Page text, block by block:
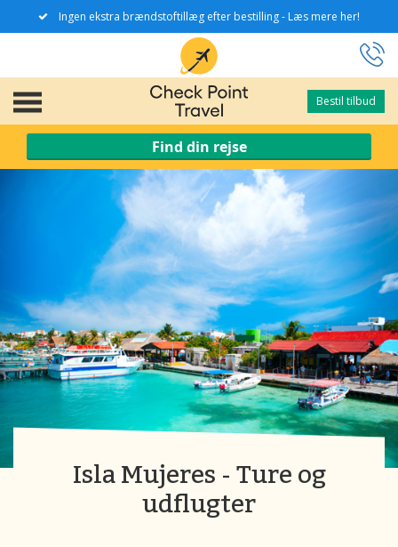
Ingen ekstra brændstoftillæg efter bestilling - Læs mere her!
Bestil tilbud
Bestil tilbud
Find din rejse
Isla Mujeres - Ture og
udflugter